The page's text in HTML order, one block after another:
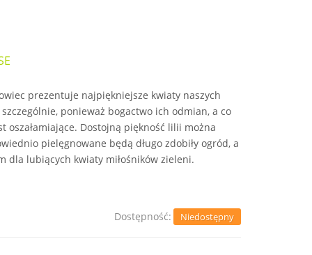
prezentuje najpiękniejsze kwiaty naszych
ponieważ bogactwo ich odmian, a co
oszałamiające. Dostojną piękność lilii można
pielęgnowane będą długo zdobiły ogród, a
dla lubiących kwiaty miłośników zieleni.
Dostępność: Niedostępny